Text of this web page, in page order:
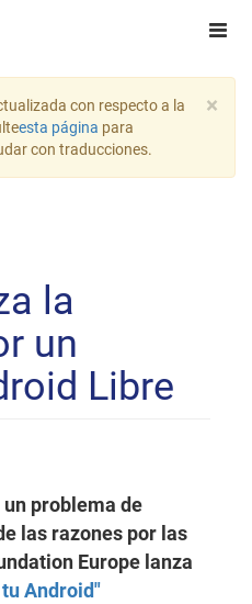
×
con respecto a la
esta página para
con traducciones.
la
un
Libre
problema de
las razones por las
Europe lanza
Android"